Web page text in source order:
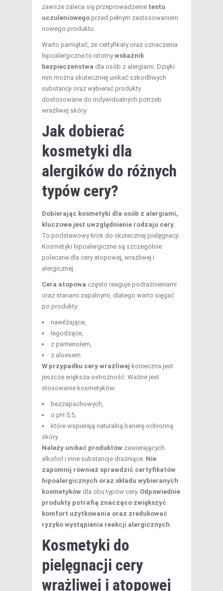
zawsze zaleca się przeprowadzenie testu
uczuleniowego przed pełnym zastosowaniem
nowego produktu.
Warto pamiętać, że certyfikaty oraz oznaczenia
hipoalergiczne to istotnywskaźnik
bezpieczeństwa dla osób z alergiami. Dzięki
nim można skuteczniej unikać szkodliwych
substancji oraz wybierać produkty
dostosowane do indywidualnych potrzeb
wrażliwej skóry.
Jak dobierać
kosmetyki dla
alergików do różnych
typów cery?
Dobierając kosmetyki dla osób z alergiami,
kluczowe jest uwzględnienie rodzaju cery.
To podstawowy krok do skutecznej pielęgnacji.
Kosmetyki hipoalergiczne są szczególnie
polecane dla cery atopowej, wrażliwej i
alergicznej.
Cera atopowa często reaguje podrażnieniami
oraz stanami zapalnymi, dlatego warto sięgać
po produkty:
nawilżające,
łagodzące,
z pantenolem,
z aloesem.
W przypadku cery wrażliwej konieczna jest
jeszcze większa ostrożność. Ważne jest
stosowanie kosmetyków:
bezzapachowych,
o pH 5,5,
które wspierają naturalną barierę ochronną
skóry.
Należy unikać produktów zawierających
alkohol i inne substancje drażniące. Nie
zapomnij również sprawdzić certyfikatów
hipoalergicznych oraz składu wybieranych
kosmetyków dla obu typów cery. Odpowiednie
produkty potrafią znacząco zwiększyć
komfort użytkowania oraz zredukować
ryzyko wystąpienia reakcji alergicznych.
Kosmetyki do
pielęgnacji cery
wrażliwej i atopowej